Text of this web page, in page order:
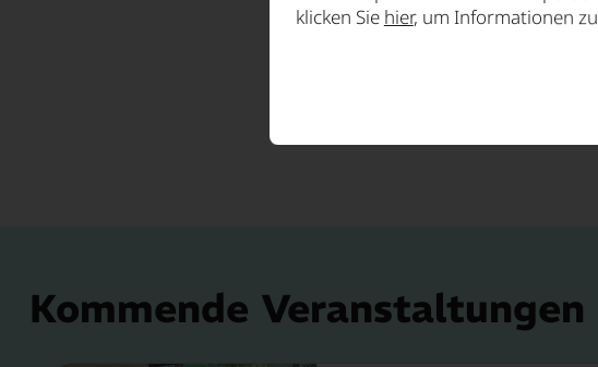
Kommende Veranstaltungen
klicken Sie hier, um Informationen